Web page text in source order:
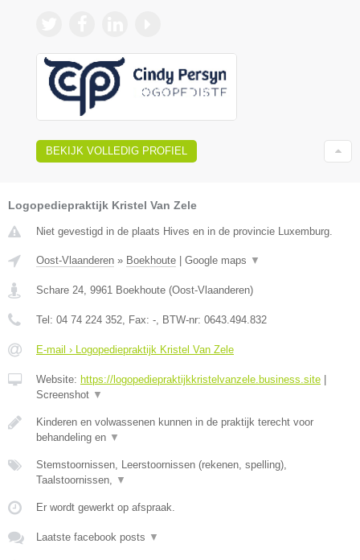
BEKIJK VOLLEDIG PROFIEL
Logopediepraktijk Kristel Van Zele
Niet gevestigd in de plaats Hives en in de provincie Luxemburg.
Oost-Vlaanderen » Boekhoute Google maps ▼
Schare 24, 9961 Boekhoute (Oost-Vlaanderen)
Tel: 04 74 224 352, Fax: -, BTW-nr: 0643.494.832
E-mail › Logopediepraktijk Kristel Van Zele
Website: https://logopediepraktijkkristelvanzele.business.site
Screenshot ▼
Kinderen en volwassenen kunnen in de praktijk terecht voor
behandeling en ▼
Stemstoornissen, Leerstoornissen (rekenen, spelling),
Taalstoornissen, ▼
Er wordt gewerkt op afspraak.
Laatste facebook posts ▼